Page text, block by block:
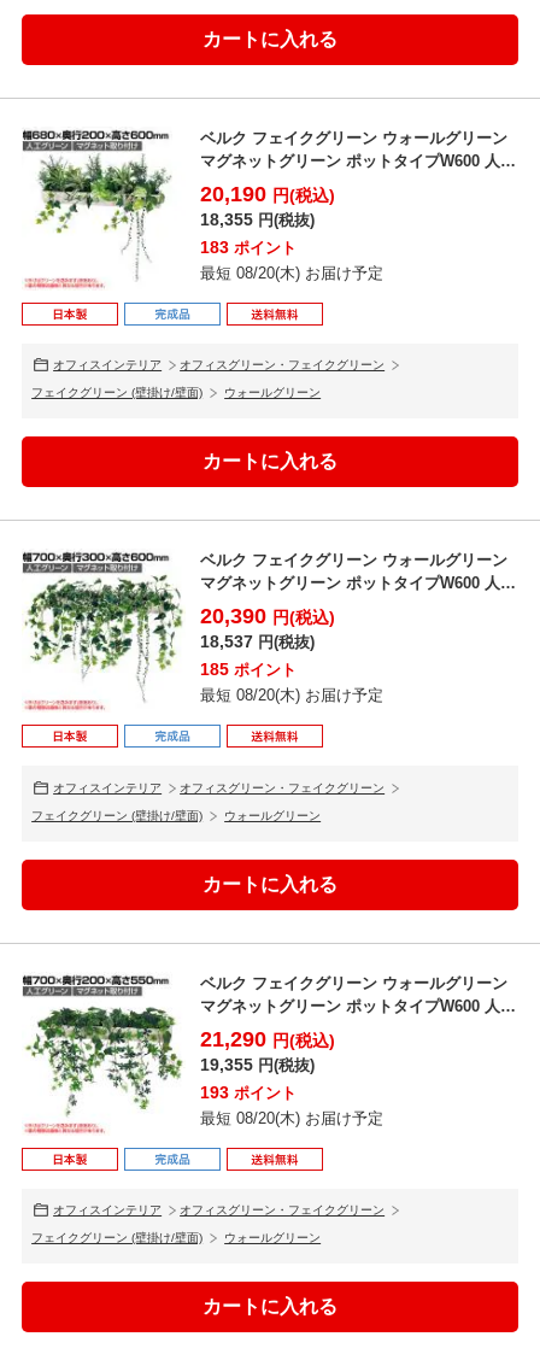
ベルク フェイクグリーン ウォールグリーン
マグネットグリーン ポットタイプW600 人工
造花 G...
20,190 円(税込)
18,355 円(税抜)
183 ポイント
最短 08/20(木) お届け予定
オフィスインテリア オフィスグリーン・フェイクグリーン
フェイクグリーン (壁掛け/壁面) ウォールグリーン
ベルク フェイクグリーン ウォールグリーン
マグネットグリーン ポットタイプW600 人工
造花 G...
20,390 円(税込)
18,537 円(税抜)
185 ポイント
最短 08/20(木) お届け予定
オフィスインテリア オフィスグリーン・フェイクグリーン
フェイクグリーン (壁掛け/壁面) ウォールグリーン
ベルク フェイクグリーン ウォールグリーン
マグネットグリーン ポットタイプW600 人工
造花 G...
21,290 円(税込)
19,355 円(税抜)
193 ポイント
最短 08/20(木) お届け予定
オフィスインテリア オフィスグリーン・フェイクグリーン
フェイクグリーン (壁掛け/壁面) ウォールグリーン